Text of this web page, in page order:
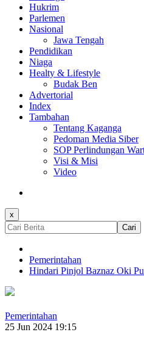
Hukrim
Parlemen
Nasional
Jawa Tengah
Pendidikan
Niaga
Healty & Lifestyle
Budak Ben
Advertorial
Index
Tambahan
Tentang Kaganga
Pedoman Media Siber
SOP Perlindungan
Visi & Misi
Video
x
Cari
Pemerintahan
Hindari Pinjol Baznaz Oki
Pemerintahan
25 Jun 2024 19:15